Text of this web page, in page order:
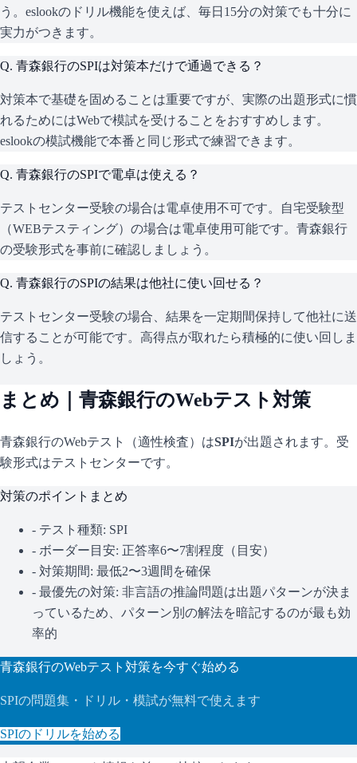
う。eslookのドリル機能を使えば、毎日15分の対策でも十分に
実力がつきます。
Q. 青森銀行のSPIは対策本だけで通過できる？
対策本で基礎を固めることは重要ですが、実際の出題形式に慣
れるためにはWebで模試を受けることをおすすめします。
eslookの模試機能で本番と同じ形式で練習できます。
Q. 青森銀行のSPIで電卓は使える？
テストセンター受験の場合は電卓使用不可です。自宅受験型
（WEBテスティング）の場合は電卓使用可能です。青森銀行
の受験形式を事前に確認しましょう。
Q. 青森銀行のSPIの結果は他社に使い回せる？
テストセンター受験の場合、結果を一定期間保持して他社に送
信することが可能です。高得点が取れたら積極的に使い回しま
しょう。
まとめ｜ 青森銀行のWebテスト対策
青森銀行のWebテスト（適性検査）はSPIが出題されます。 受
験形式はテストセンターです。
対策のポイントまとめ
- テスト種類: SPI
- ボーダー目安: 正答率6〜7割程度（目安）
- 対策期間: 最低2〜3週間を確保
- 最優先の対策: 非言語の推論問題は出題パターンが決ま
っているため、パターン別の解法を暗記するのが最も効
率的
青森銀行のWebテスト対策を今すぐ始める
SPIの問題集・ドリル・模試が無料で使えます
SPIのドリルを始める